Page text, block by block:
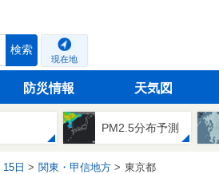
検索
現在地
防災情報 天気図
PM2.5分布予測
15日 関東・甲信地方 東京都